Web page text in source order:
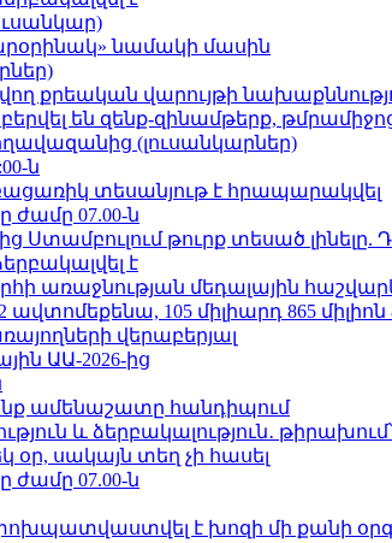
նամակի մասին
քրեական վարույթի
են զենք-զինամթերք,
(լուսանկարներ)
ն
տեսանյութ է հրապարակվել
ը ժամը 07.00-ն
թուրք տեսած լինելը.
է
մեդալային
105 միլիարդ 865
վերաբերյալ
ԱԱ-2026-ից
ամենաշատը հանդիպում
և ձերբակալություն․
օր, սակայն տեղ չի հասել
ը ժամը 07.00-ն
է խոզի մի քանի